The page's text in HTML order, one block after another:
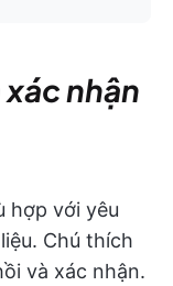
nhận
hợp với yêu
Chú thích
và xác nhận.